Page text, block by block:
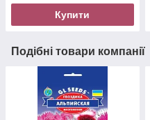
Купити
Подібні товари компанії